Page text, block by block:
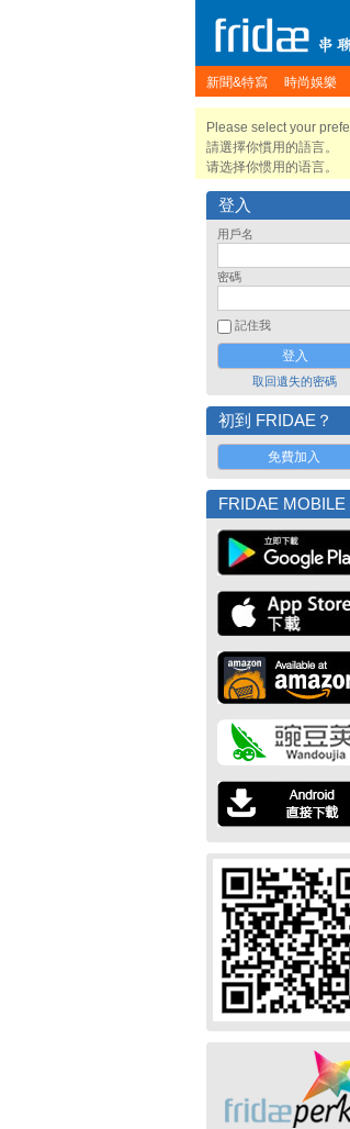
新聞&特寫 時尚娛樂
Please select your
請選擇你慣用的語言。
请选择你惯用的语言。
登入
用戶名
密碼
記住我
取回遺失的密碼
初到 FRIDAE？
免費加入
FRIDAE MOBILE